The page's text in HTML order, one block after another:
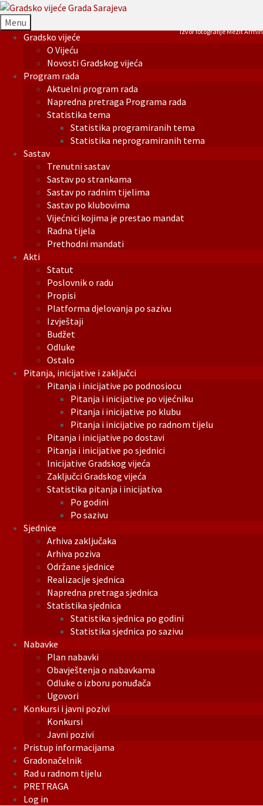
Menu
Gradsko vijeće
O Vijeću
Novosti Gradskog vijeća
Program rada
Aktuelni program rada
Napredna pretraga Programa rada
Statistika tema
Statistika programiranih tema
Statistika neprogramiranih tema
Sastav
Trenutni sastav
Sastav po strankama
Sastav po radnim tijelima
Sastav po klubovima
Vijećnici kojima je prestao mandat
Radna tijela
Prethodni mandati
Akti
Statut
Poslovnik o radu
Propisi
Platforma djelovanja po sazivu
Izvještaji
Budžet
Odluke
Ostalo
Pitanja, inicijative i zaključci
Pitanja i inicijative po podnosiocu
Pitanja i inicijative po vijećniku
Pitanja i inicijative po klubu
Pitanja i inicijative po radnom tijelu
Pitanja i inicijative po dostavi
Pitanja i inicijative po sjednici
Inicijative Gradskog vijeća
Zaključci Gradskog vijeća
Statistika pitanja i inicijativa
Po godini
Po sazivu
Sjednice
Arhiva zaključaka
Arhiva poziva
Održane sjednice
Realizacije sjednica
Napredna pretraga sjednica
Statistika sjednica
Statistika sjednica po godini
Statistika sjednica po sazivu
Nabavke
Plan nabavki
Obavještenja o nabavkama
Odluke o izboru ponuđača
Ugovori
Konkursi i javni pozivi
Konkursi
Javni pozivi
Pristup informacijama
Gradonačelnik
Rad u radnom tijelu
PRETRAGA
Log in
Izvor fotografije Mezit Armin